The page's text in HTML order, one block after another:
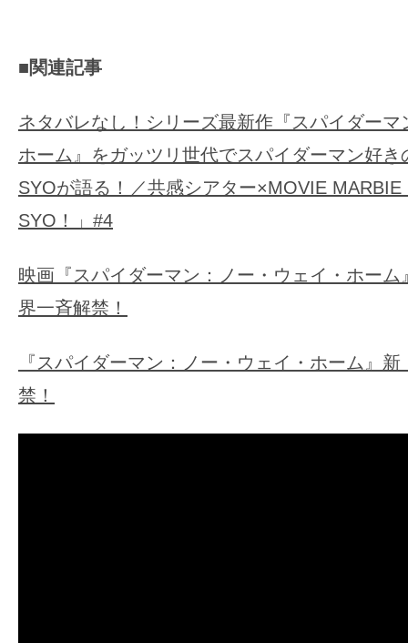
■関連記事
ネタバレなし！シリーズ最新作『スパイダー
ホーム』をガッツリ世代でスパイダーマン好き
SYOが語る！／共感シアター×MOVIE MARBIE
SYO！」#4
映画『スパイダーマン：ノー・ウェイ・ホー
界一斉解禁！
『スパイダーマン：ノー・ウェイ・ホーム』
禁！